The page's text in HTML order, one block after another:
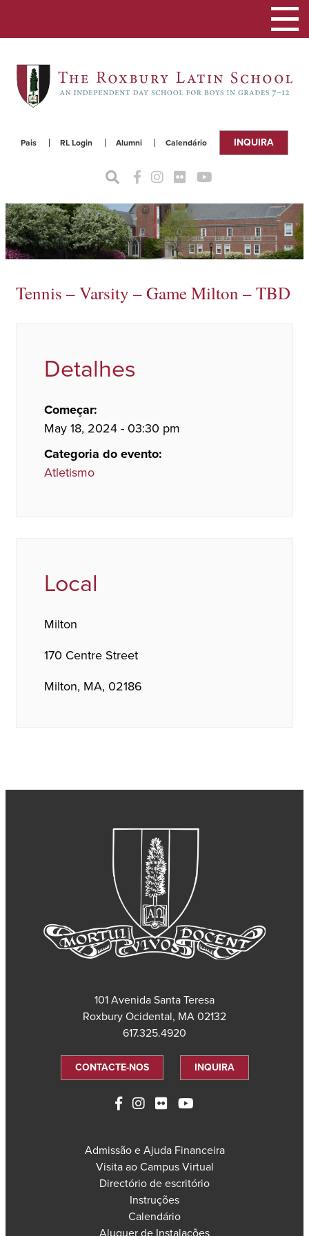
Pais RL Login Alumni Calendário INQUIRA
a
Tennis – Varsity – Game Milton – TBD
Detalhes
Começar:
May 18, 2024 - 03:30 pm
Categoria do evento:
Atletismo
Local
Milton
170 Centre Street
Milton, MA, 02186
101 Avenida Santa Teresa
Roxbury Ocidental, MA 02132
617.325.4920
CONTACTE-NOS INQUIRA
Admissão e Ajuda Financeira
Visita ao Campus Virtual
Directório de escritório
Instruções
Calendário
Aluguer de Instalações